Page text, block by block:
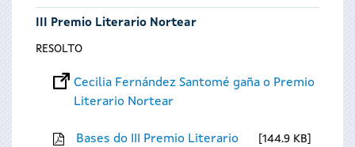
III Premio Literario Nortear
RESOLTO
Cecilia Fernández Santomé gaña o Premio
Literario Nortear
Bases do III Premio Literario
144.9 KB